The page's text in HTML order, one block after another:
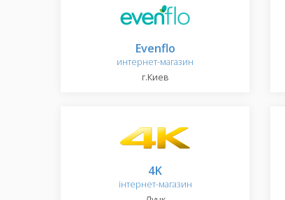
Evenflo
интернет-магазин
г.Киев
4K
інтернет-магазин